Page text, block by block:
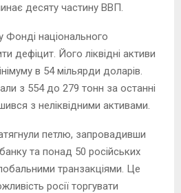
десяту частину ВВП.
Фонді національного
дефіцит. Його ліквідні активи
в 54 мільярди доларів.
з 554 до 279 тонн за останні
з неліквідними активами.
петлю, запровадивши
та понад 50 російських
транзакціями. Це
росії торгувати